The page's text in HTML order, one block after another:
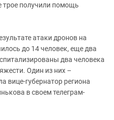
трое получили помощь
атаки дронов на
до 14 человек, еще два
два человека
Один из них –
вице-губернатор региона
в своем телеграм-